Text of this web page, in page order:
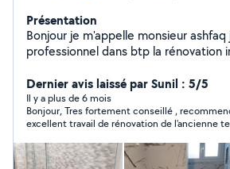
Présentation
Bonjour je m'appelle monsieur ashfaq
professionnel dans btp la rénovation
pas à me contacter si vous avez des
Bien cordialement,
Dernier avis laissé par Sunil : 5/5
Il y a plus de 6 mois
Bonjour, Tres fortement conseillé ,
excellent travail de rénovation de l'ancienne
professionnel et soigneux dans la pose des
exécuté le beau travail dans les délais. Bravo